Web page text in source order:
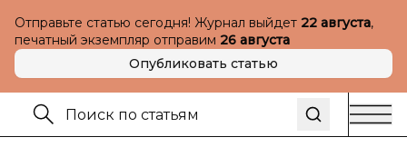
Отправьте статью сегодня! Журнал выйдет 22 августа,
печатный экземпляр отправим 26 августа
Опубликовать статью